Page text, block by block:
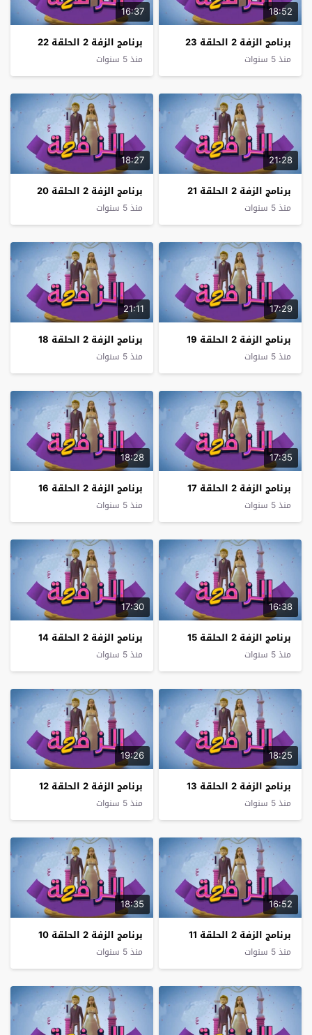
18:52
برنامج الزفة 2 الحلقة 23
منذ 5 سنوات
16:37
برنامج الزفة 2 الحلقة 22
منذ 5 سنوات
21:28
برنامج الزفة 2 الحلقة 21
منذ 5 سنوات
18:27
برنامج الزفة 2 الحلقة 20
منذ 5 سنوات
17:29
برنامج الزفة 2 الحلقة 19
منذ 5 سنوات
21:11
برنامج الزفة 2 الحلقة 18
منذ 5 سنوات
17:35
برنامج الزفة 2 الحلقة 17
منذ 5 سنوات
18:28
برنامج الزفة 2 الحلقة 16
منذ 5 سنوات
16:38
برنامج الزفة 2 الحلقة 15
منذ 5 سنوات
17:30
برنامج الزفة 2 الحلقة 14
منذ 5 سنوات
18:25
برنامج الزفة 2 الحلقة 13
منذ 5 سنوات
19:26
برنامج الزفة 2 الحلقة 12
منذ 5 سنوات
16:52
برنامج الزفة 2 الحلقة 11
منذ 5 سنوات
18:35
برنامج الزفة 2 الحلقة 10
منذ 5 سنوات